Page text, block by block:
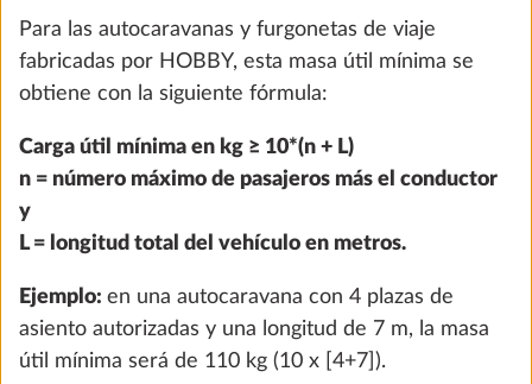
Horno con encendido eléctrico e
iluminación interior
16,0 kg
Para las autocaravanas y furgonetas de viaje
fabricadas por HOBBY, esta masa útil mínima se
obtiene con la siguiente fórmula:
Carga útil mínima en kg ≥ 10*(n + L)
n = número máximo de pasajeros más el conductor
y
L = longitud total del vehículo en metros.
Ejemplo: en una autocaravana con 4 plazas de
asiento autorizadas y una longitud de 7 m, la masa
útil mínima será de 110 kg (10 x [4+7]).